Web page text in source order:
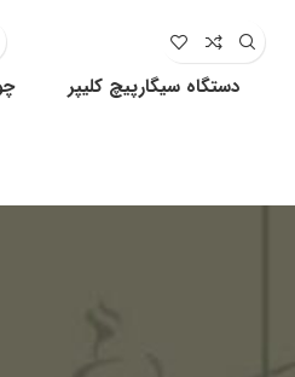
دستگاه سیگارپیچ کلیپر